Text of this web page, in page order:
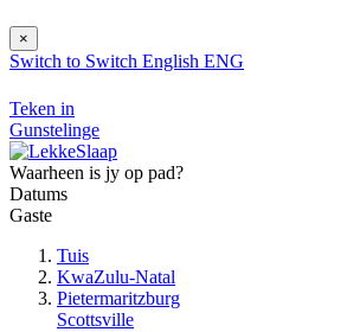
×
Switch to Switch English ENG
Teken in
Gunstelinge
Waarheen is jy op pad?
Datums
Gaste
Tuis
KwaZulu-Natal
Pietermaritzburg
Scottsville